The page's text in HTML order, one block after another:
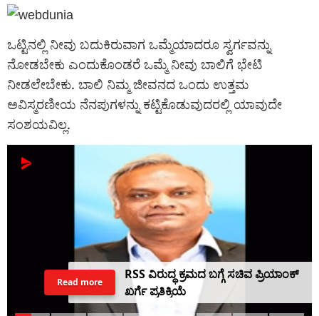
ಒಟ್ಟಿನಲ್ಲಿ ನೀವು ಬದುಕಿರುವಾಗ ಒಮ್ಮೆಯಾದರೂ ಸ್ವರ್ಗವನ್ನು
ನೋಡಬೇಕು ಎಂದುಕೊಂಡರೆ ಒಮ್ಮೆ ನೀವು ಬಾಲಿಗೆ ಭೇಟಿ
ನೀಡಲೇಬೇಕು. ಬಾಲಿ ನಿಮ್ಮ ಜೀವನದ ಒಂದು ಉತ್ತಮ
ಅವಿಸ್ಮರಣೀಯ ನೆನಪುಗಳನ್ನು ಕಟ್ಟಿಕೊಡುವುದರಲ್ಲಿ ಯಾವುದೇ
ಸಂಶಯವಿಲ್ಲ.
RSS ವಿರುದ್ಧ ಕ್ರಮದ ಬಗ್ಗೆ ಸಚಿವ ಪ್ರಿಯಾಂಕ್
ಖರ್ಗೆ ಪ್ರತಿಕ್ರಿಯೆ
Read more